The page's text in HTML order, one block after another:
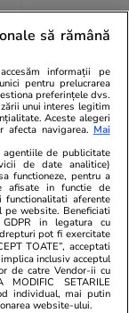
GSP.RO
Nici Messi
Argentinei
să rămână
informații pe
pentru prelucrarea
preferințele dvs.
unui interes legitim
Aceste alegeri
navigarea. Mai
agentiile de publicitate
de date analitice)
functioneze, pentru a
afisate in functie de
aferente
pe website. Beneficiati
in legatura cu
pot fi exercitate
TOATE”, acceptati
inclusiv acceptul
de catre Vendor-ii cu
SETARILE
individual, mai putin
website-ului.